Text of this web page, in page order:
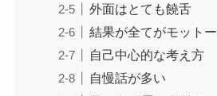
外面はとても饒舌
結果が全てがモットー
自己中心的な考え方
自慢話が多い